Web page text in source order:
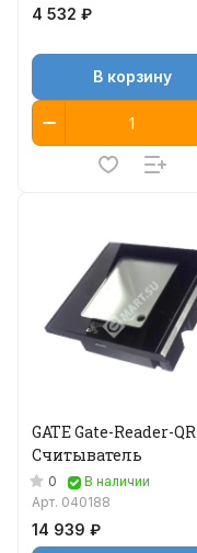
4 532 ₽
В корзину
GATE Gate-Reader-QR
Считыватель
0
В наличии
Арт. 040188
14 939 ₽